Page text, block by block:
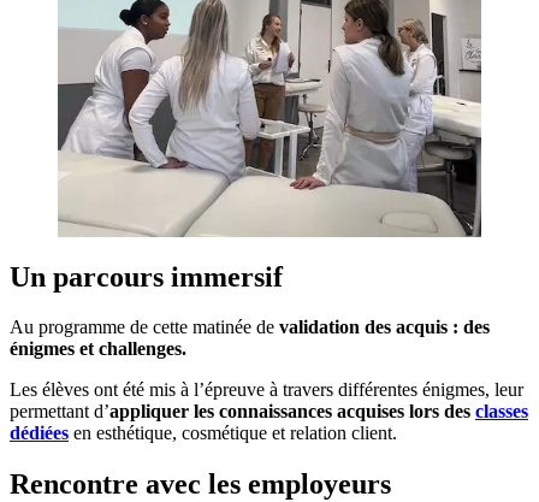
Un parcours immersif
Au programme de cette matinée de validation des acquis : des
énigmes et challenges.
Les élèves ont été mis à l’épreuve à travers différentes énigmes, leur
permettant d’appliquer les connaissances acquises lors des classes
dédiées en esthétique, cosmétique et relation client.
Rencontre avec les employeurs